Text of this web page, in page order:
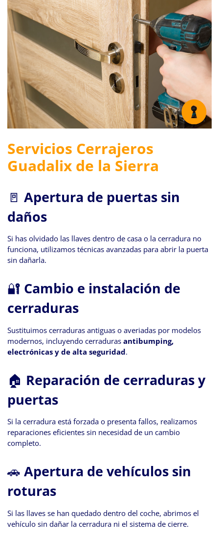
Servicios Cerrajeros
Guadalix de la Sierra
🚪 Apertura de puertas sin
daños
Si has olvidado las llaves dentro de casa o la cerradura no
funciona, utilizamos técnicas avanzadas para abrir la puerta
sin dañarla.
🔐 Cambio e instalación de
cerraduras
Sustituimos cerraduras antiguas o averiadas por modelos
modernos, incluyendo cerraduras antibumping,
electrónicas y de alta seguridad.
🏠 Reparación de cerraduras y
puertas
Si la cerradura está forzada o presenta fallos, realizamos
reparaciones eficientes sin necesidad de un cambio
completo.
🚗 Apertura de vehículos sin
roturas
Si las llaves se han quedado dentro del coche, abrimos el
vehículo sin dañar la cerradura ni el sistema de cierre.